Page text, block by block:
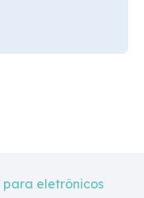
para eletrônicos